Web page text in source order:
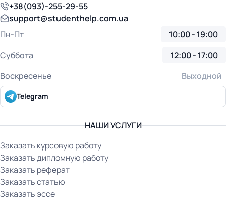
НАШИ УСЛУГИ
Заказать курсовую работу
Заказать дипломную работу
Заказать реферат
Заказать статью
Заказать эссе
+38(093)-255-29-55
support@studenthelp.com.ua
Пн-Пт
10:00 - 19:00
Суббота
12:00 - 17:00
Воскресенье
Выходной
Telegram